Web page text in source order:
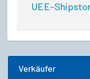
UEE-
Verkäufer